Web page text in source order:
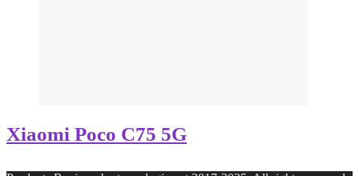
Xiaomi Poco C75 5G